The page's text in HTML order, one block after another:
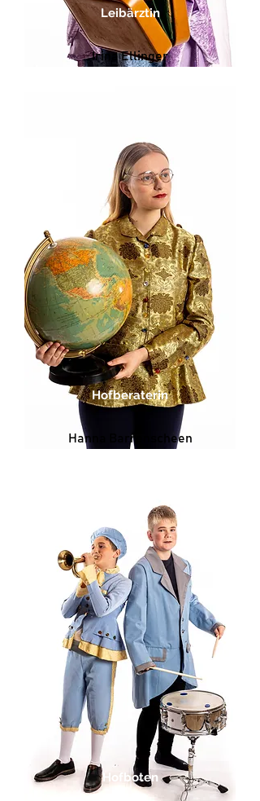
Leibärztin
Irina Ellinger
Hofberaterin
Hanna Barrenscheen
Hofboten